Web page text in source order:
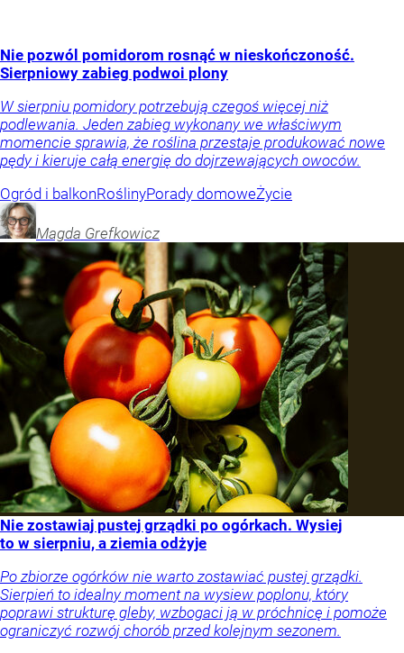
Nie pozwól pomidorom rosnąć w nieskończoność.
Sierpniowy zabieg podwoi plony
W sierpniu pomidory potrzebują czegoś więcej niż
podlewania. Jeden zabieg wykonany we właściwym
momencie sprawia, że roślina przestaje produkować nowe
pędy i kieruje całą energię do dojrzewających owoców.
Ogród i balkonRoślinyPorady domoweŻycie
Magda Grefkowicz
Nie zostawiaj pustej grządki po ogórkach. Wysiej
to w sierpniu, a ziemia odżyje
Po zbiorze ogórków nie warto zostawiać pustej grządki.
Sierpień to idealny moment na wysiew poplonu, który
poprawi strukturę gleby, wzbogaci ją w próchnicę i pomoże
ograniczyć rozwój chorób przed kolejnym sezonem.